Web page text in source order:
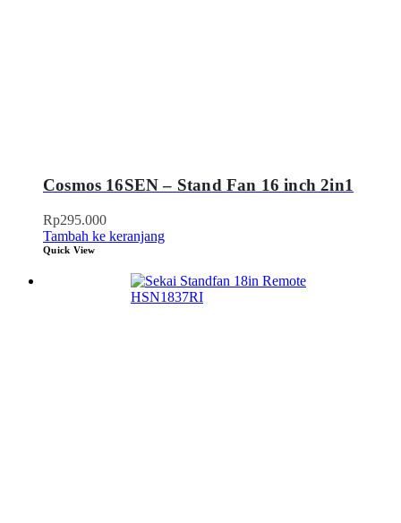
Cosmos 16SEN – Stand Fan 16 inch 2in1
Rp295.000
Tambah ke keranjang
Quick View